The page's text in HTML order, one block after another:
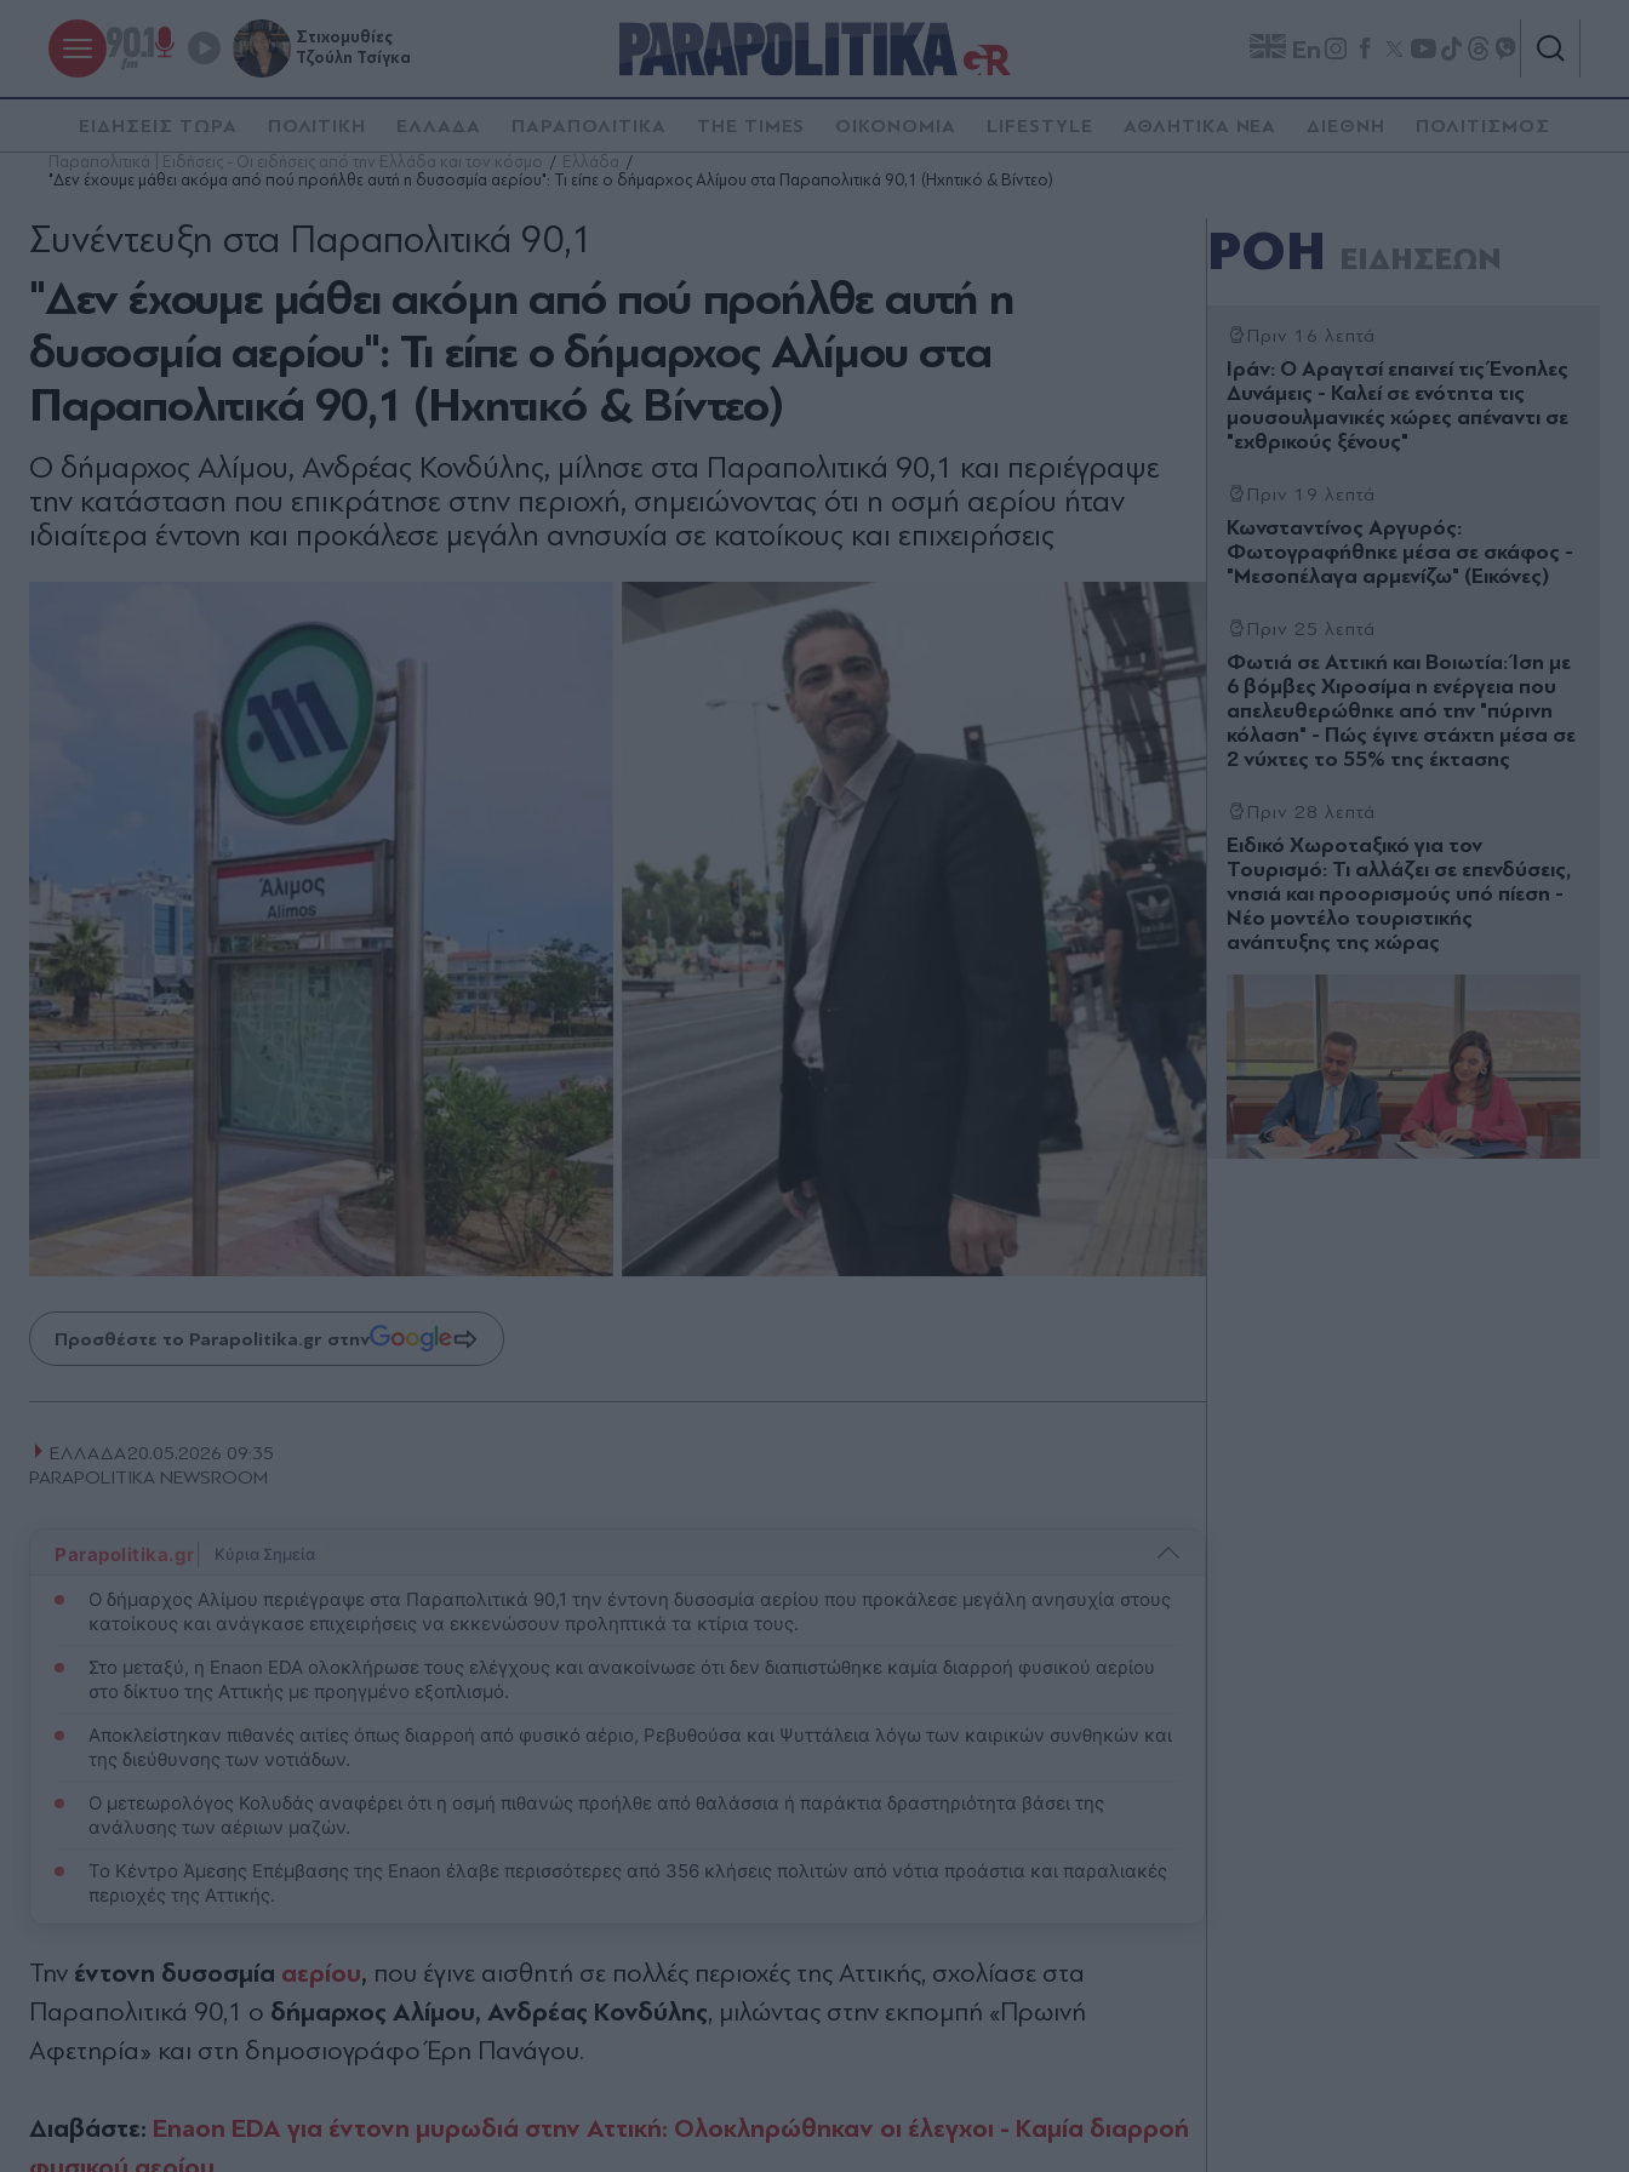
Στιχομυθίες
Τζούλη Τσίγκα
En
ΕΙΔΗΣΕΙΣ ΤΩΡΑ ΠΟΛΙΤΙΚΗ ΕΛΛΑΔΑ ΠΑΡΑΠΟΛΙΤΙΚΑ THE TIMES ΟΙΚΟΝΟΜΙΑ LIFESTYLE ΑΘΛΗΤΙΚΑ ΝΕΑ ΔΙΕΘΝΗ ΠΟΛΙΤΙΣΜΟΣ
Παραπολιτικά | Ειδήσεις - Οι ειδήσεις από την Ελλάδα και τον κόσμο
Ελλάδα
"Δεν έχουμε μάθει ακόμα από πού προήλθε αυτή η δυσοσμία αερίου": Τι είπε ο δήμαρχος Αλίμου στα Παραπολιτικά 90,1 (Ηχητικό & Βίντεο)
"Δεν έχουμε μάθει ακόμη από πού προήλθε αυτή η
δυσοσμία αερίου": Τι είπε ο δήμαρχος Αλίμου στα
Παραπολιτικά 90,1 (Ηχητικό & Βίντεο)
Συνέντευξη στα Παραπολιτικά 90,1
Ο δήμαρχος Αλίμου, Ανδρέας Κονδύλης, μίλησε στα Παραπολιτικά 90,1 και περιέγραψε
την κατάσταση που επικράτησε στην περιοχή, σημειώνοντας ότι η οσμή αερίου ήταν
ιδιαίτερα έντονη και προκάλεσε μεγάλη ανησυχία σε κατοίκους και επιχειρήσεις
Προσθέστε το Parapolitika.gr στην
ΕΛΛΑΔΑ20.05.2026 09:35
PARAPOLITIKA NEWSROOM
Parapolitika.gr Κύρια Σημεία
Ο δήμαρχος Αλίμου περιέγραψε στα Παραπολιτικά 90,1 την έντονη δυσοσμία αερίου που προκάλεσε μεγάλη ανησυχία στους
κατοίκους και ανάγκασε επιχειρήσεις να εκκενώσουν προληπτικά τα κτίρια τους.
Στο μεταξύ, η Enaon EDA ολοκλήρωσε τους ελέγχους και ανακοίνωσε ότι δεν διαπιστώθηκε καμία διαρροή φυσικού αερίου
στο δίκτυο της Αττικής με προηγμένο εξοπλισμό.
Αποκλείστηκαν πιθανές αιτίες όπως διαρροή από φυσικό αέριο, Ρεβυθούσα και Ψυττάλεια λόγω των καιρικών συνθηκών και
της διεύθυνσης των νοτιάδων.
Ο μετεωρολόγος Κολυδάς αναφέρει ότι η οσμή πιθανώς προήλθε από θαλάσσια ή παράκτια δραστηριότητα βάσει της
ανάλυσης των αέριων μαζών.
Το Κέντρο Άμεσης Επέμβασης της Enaon έλαβε περισσότερες από 356 κλήσεις πολιτών από νότια προάστια και παραλιακές
περιοχές της Αττικής.
Την έντονη δυσοσμία αερίου, που έγινε αισθητή σε πολλές περιοχές της Αττικής, σχολίασε στα
Παραπολιτικά 90,1 ο δήμαρχος Αλίμου, Ανδρέας Κονδύλης, μιλώντας στην εκπομπή «Πρωινή
Αφετηρία» και στη δημοσιογράφο Έρη Πανάγου.
Διαβάστε: Enaon EDA για έντονη μυρωδιά στην Αττική: Ολοκληρώθηκαν οι έλεγχοι - Kαμία διαρροή
ΡΟΗ ΕΙΔΗΣΕΩΝ
Πριν 16 λεπτά
Ιράν: Ο Αραγτσί επαινεί τις Ένοπλες
Δυνάμεις - Καλεί σε ενότητα τις
μουσουλμανικές χώρες απέναντι σε
"εχθρικούς ξένους"
Πριν 19 λεπτά
Κωνσταντίνος Αργυρός:
Φωτογραφήθηκε μέσα σε σκάφος -
"Μεσοπέλαγα αρμενίζω" (Εικόνες)
Πριν 25 λεπτά
Φωτιά σε Αττική και Βοιωτία: Ίση με
6 βόμβες Χιροσίμα η ενέργεια που
απελευθερώθηκε από την "πύρινη
κόλαση" - Πώς έγινε στάχτη μέσα σε
2 νύχτες το 55% της έκτασης
Πριν 28 λεπτά
Ειδικό Χωροταξικό για τον
Τουρισμό: Τι αλλάζει σε επενδύσεις,
νησιά και προορισμούς υπό πίεση -
Νέο μοντέλο τουριστικής
ανάπτυξης της χώρας